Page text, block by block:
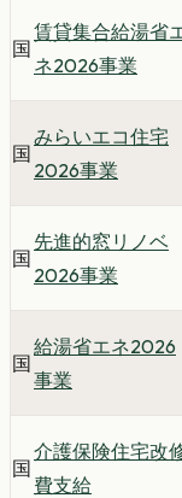
国
賃貸集合給湯省
ネ2026事業
国
みらいエコ住宅
2026事業
国
先進的窓リノベ
2026事業
国
給湯省エネ2026
事業
国
介護保険住宅改
費支給